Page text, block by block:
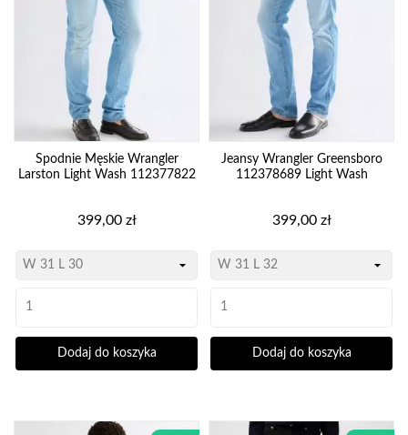
Spodnie Męskie Wrangler
Larston Light Wash 112377822
Cena
399,00 zł
Dodaj do koszyka
Jeansy Wrangler Greensboro
112378689 Light Wash
Cena
399,00 zł
Dodaj do koszyka